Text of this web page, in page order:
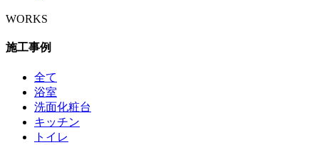
WORKS
施工事例
全て
浴室
洗面化粧台
キッチン
トイレ